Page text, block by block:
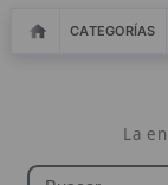
CATEGORÍAS
La